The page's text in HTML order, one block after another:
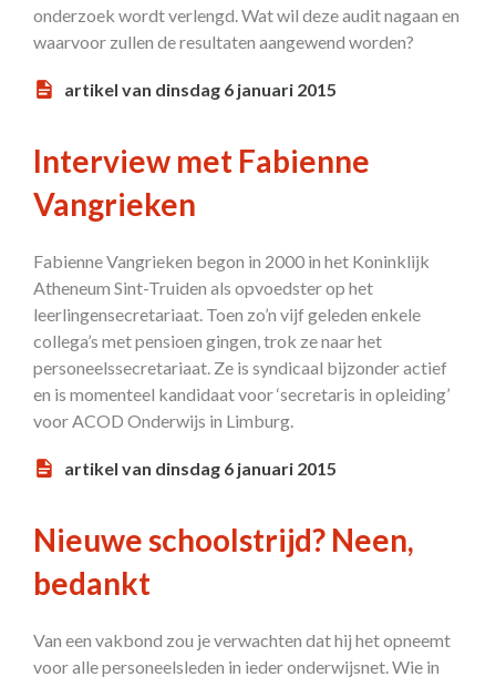
onderzoek wordt verlengd. Wat wil deze audit nagaan en
waarvoor zullen de resultaten aangewend worden?
artikel van dinsdag 6 januari 2015
Interview met Fabienne
Vangrieken
Fabienne Vangrieken begon in 2000 in het Koninklijk
Atheneum Sint-Truiden als opvoedster op het
leerlingensecretariaat. Toen zo’n vijf geleden enkele
collega’s met pensioen gingen, trok ze naar het
personeelssecretariaat. Ze is syndicaal bijzonder actief
en is momenteel kandidaat voor ‘secretaris in opleiding’
voor ACOD Onderwijs in Limburg.
artikel van dinsdag 6 januari 2015
Nieuwe schoolstrijd? Neen,
bedankt
Van een vakbond zou je verwachten dat hij het opneemt
voor alle personeelsleden in ieder onderwijsnet. Wie in